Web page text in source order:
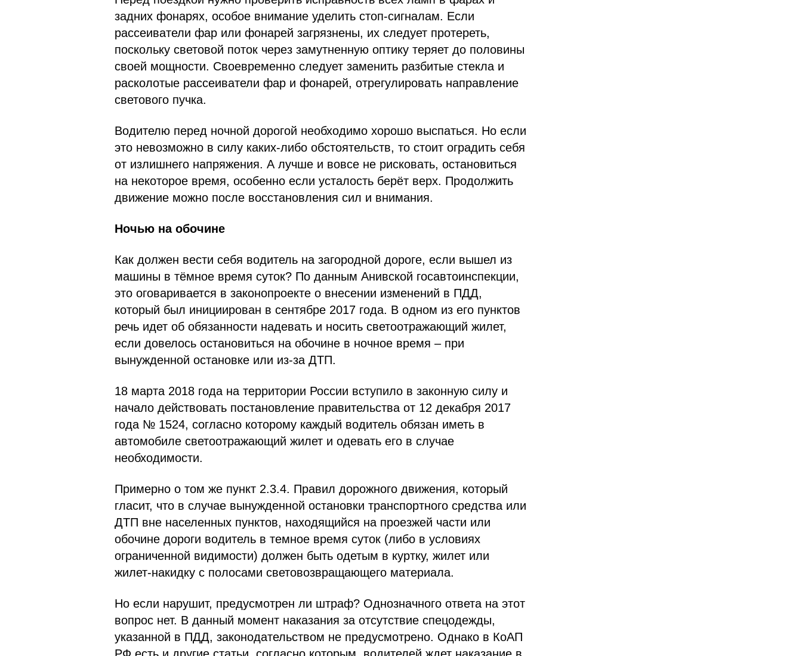
задних фонарях, особое внимание уделить стоп-сигналам. Если
рассеиватели фар или фонарей загрязнены, их следует протереть,
поскольку световой поток через замутненную оптику теряет до половины
своей мощности. Своевременно следует заменить разбитые стекла и
расколотые рассеиватели фар и фонарей, отрегулировать направление
светового пучка.
Водителю перед ночной дорогой необходимо хорошо выспаться. Но если
это невозможно в силу каких-либо обстоятельств, то стоит оградить себя
от излишнего напряжения. А лучше и вовсе не рисковать, остановиться
на некоторое время, особенно если усталость берёт верх. Продолжить
движение можно после восстановления сил и внимания.
Ночью на обочине
Как должен вести себя водитель на загородной дороге, если вышел из
машины в тёмное время суток? По данным Анивской госавтоинспекции,
это оговаривается в законопроекте о внесении изменений в ПДД,
который был инициирован в сентябре 2017 года. В одном из его пунктов
речь идет об обязанности надевать и носить светоотражающий жилет,
если довелось остановиться на обочине в ночное время – при
вынужденной остановке или из-за ДТП.
18 марта 2018 года на территории России вступило в законную силу и
начало действовать постановление правительства от 12 декабря 2017
года № 1524, согласно которому каждый водитель обязан иметь в
автомобиле светоотражающий жилет и одевать его в случае
необходимости.
Примерно о том же пункт 2.3.4. Правил дорожного движения, который
гласит, что в случае вынужденной остановки транспортного средства или
ДТП вне населенных пунктов, находящийся на проезжей части или
обочине дороги водитель в темное время суток (либо в условиях
ограниченной видимости) должен быть одетым в куртку, жилет или
жилет-накидку с полосами световозвращающего материала.
Но если нарушит, предусмотрен ли штраф? Однозначного ответа на этот
вопрос нет. В данный момент наказания за отсутствие спецодежды,
указанной в ПДД, законодательством не предусмотрено. Однако в КоАП